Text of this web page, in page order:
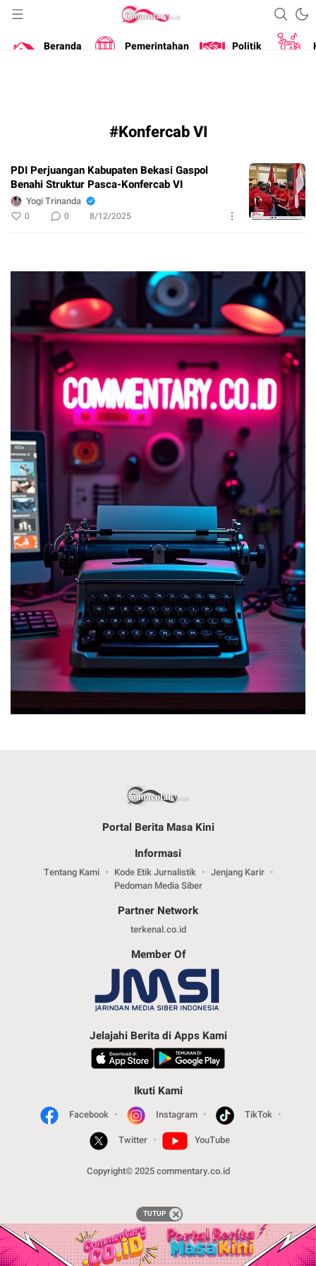
Commentary
Portal Berita Masa Kini
Beranda
Pemerintahan Politik
#Konfercab VI
PDI Perjuangan Kabupaten Bekasi Gaspol
Benahi Struktur Pasca-Konfercab VI
Yogi Trinanda
0 0 8/12/2025
Portal Berita Masa Kini
Informasi
Tentang Kami Kode Etik Jurnalistik
Jenjang Karir
Pedoman Media Siber
Partner Network
terkenal.co.id
Member Of
Jelajahi Berita di Apps Kami
Ikuti Kami
Facebook Instagram
TikTok
Twitter
YouTube
Copyright© 2025 commentary.co.id
TUTUP